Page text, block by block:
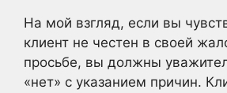
На мой взгляд, если вы
клиент не честен в своей
просьбе, вы должны
«нет» с указанием причин.